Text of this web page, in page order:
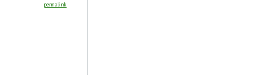
permalink